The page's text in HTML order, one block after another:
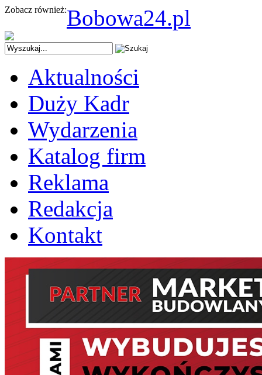
Zobacz również:Bobowa24.pl
Aktualności
Duży Kadr
Wydarzenia
Katalog firm
Reklama
Redakcja
Kontakt